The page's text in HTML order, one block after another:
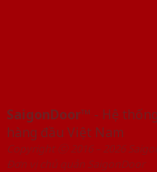
SaigonDoor™ - Hệ
hàng đầu Việt Nam
Copyright ⓒ 2016 – 2026
Đơn vị chủ quản SaigonDoor